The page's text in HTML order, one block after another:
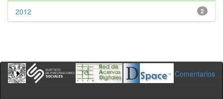
2
2012
Comentarios